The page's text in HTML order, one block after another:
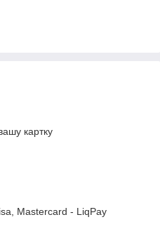
картку
Mastercard - LiqPay